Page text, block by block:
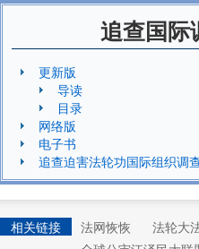
追查国际
更新版
导读
目录
网络版
电子书
追查迫害法轮功国际组织调
相关链接 法网恢恢 法轮大